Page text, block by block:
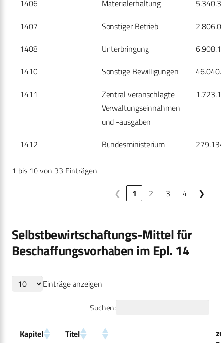
1406 Materialerhaltung
1407
Sonstiger Betrieb
1408
Unterbringung
1410
Sonstige Bewilligungen
1411
Zentral veranschlagte
Verwaltungseinnahmen
und -ausgaben
1412 Bundesministerium
1 bis 10 von 33 Einträgen
❮
1 2 3 4 ❯
Selbstbewirtschaftungs-Mittel für
Beschaffungsvorhaben im Epl. 14
Einträge anzeigen
Suchen:
Kapitel Titel